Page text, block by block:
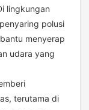
lingkungan
polusi
menyerap
udara yang
terutama di